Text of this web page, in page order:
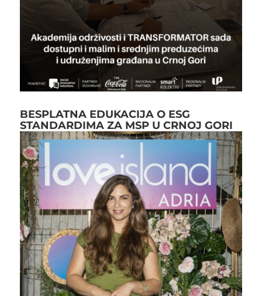
BESPLATNA EDUKACIJA O ESG
STANDARDIMA ZA MSP U CRNOJ GORI